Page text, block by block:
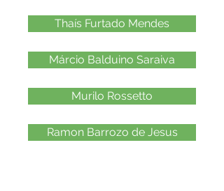
Thaís Furtado Mendes
Márcio Balduino Saraiva
Murilo Rossetto
Ramon Barrozo de Jesus